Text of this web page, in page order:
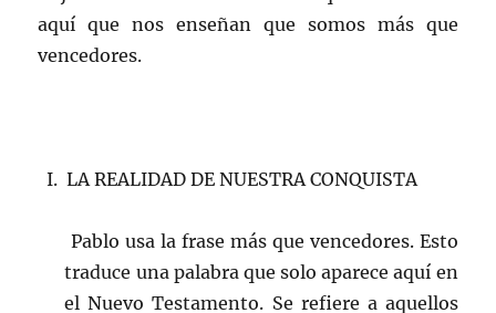
aquí que nos enseñan que somos más que
vencedores.
I. LA REALIDAD DE NUESTRA CONQUISTA
Pablo usa la frase más que vencedores. Esto
traduce una palabra que solo aparece aquí en
el Nuevo Testamento. Se refiere a aquellos